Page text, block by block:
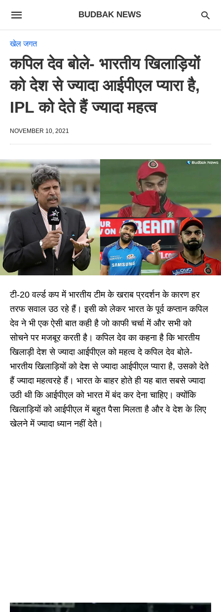
BUDBAK NEWS
खेल जगत
कपिल देव बोले- भारतीय खिलाड़ियों
को देश से ज्यादा आईपीएल प्यारा है,
IPL को देते हैं ज्यादा महत्व
NOVEMBER 10, 2021
टी-20 वर्ल्ड कप में भारतीय टीम के खराब प्रदर्शन के कारण हर
तरफ सवाल उठ रहे हैं। इसी को लेकर भारत के पूर्व कप्तान कपिल
देव ने भी एक ऐसी बात कही है जो काफी चर्चा में और सभी को
सोचने पर मजबूर करती है। कपिल देव का कहना है कि भारतीय
खिलाड़ी देश से ज्यादा आईपीएल को महत्व दे कपिल देव बोले-
भारतीय खिलाड़ियों को देश से ज्यादा आईपीएल प्यारा है, उसको देते
हैं ज्यादा महत्वरहे हैं। भारत के बाहर होते ही यह बात सबसे ज्यादा
उठी थी कि आईपीएल को भारत में बंद कर देना चाहिए। क्योंकि
खिलाड़ियों को आईपीएल में बहुत पैसा मिलता है और वे देश के लिए
खेलने में ज्यादा ध्यान नहीं देते।